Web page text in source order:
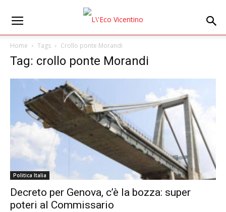
Home Tags Crollo ponte Morandi
Tag: crollo ponte Morandi
Politica Italia
Decreto per Genova, c’è la bozza: super
poteri al Commissario